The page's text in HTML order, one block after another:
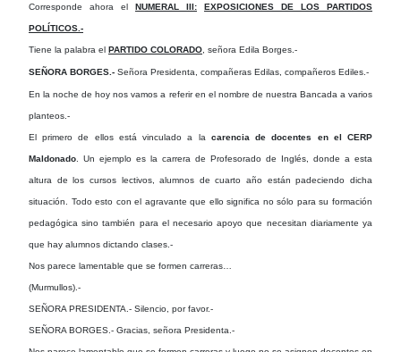
Corresponde ahora el NUMERAL III: EXPOSICIONES DE LOS PARTIDOS
POLÍTICOS.-
Tiene la palabra el PARTIDO COLORADO , señora Edila Borges.-
SEÑORA BORGES.- Señora Presidenta, compañeras Edilas, compañeros Ediles.-
En la noche de hoy nos vamos a referir en el nombre de nuestra Bancada a varios
planteos.-
El primero de ellos está vinculado a la carencia de docentes en el CERP
Maldonado . Un ejemplo es la carrera de Profesorado de Inglés, donde a esta
altura de los cursos lectivos, alumnos de cuarto año están padeciendo dicha
situación. Todo esto con el agravante que ello significa no sólo para su formación
pedagógica sino también para el necesario apoyo que necesitan diariamente ya
que hay alumnos dictando clases.-
Nos parece lamentable que se formen carreras…
(Murmullos).-
SEÑORA PRESIDENTA.- Silencio, por favor.-
SEÑORA BORGES.- Gracias, señora Presidenta.-